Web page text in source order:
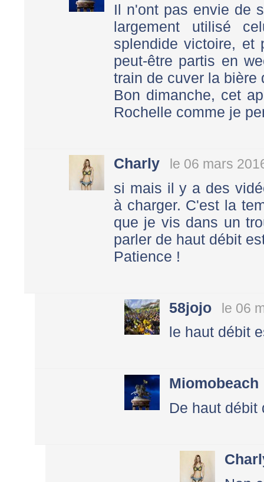
Il n'ont pas envie de
largement utilisé
splendide victoire, et
peut-être partis en
train de cuver la bière
Bon dimanche, cet
Rochelle comme je
Charly le 06 mars
si mais il y a des
à charger. C'est la
que je vis dans un
parler de haut débit
Patience !
58jojo le 06
le haut débit
Miomobeach
De haut débit